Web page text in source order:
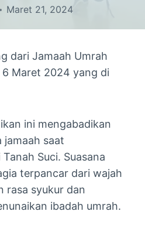
Maret 21, 2024
dari Jamaah Umrah
Maret 2024 yang di
ini mengabadikan
jamaah saat
Suci. Suasana
terpancar dari wajah
rasa syukur dan
ibadah umrah.